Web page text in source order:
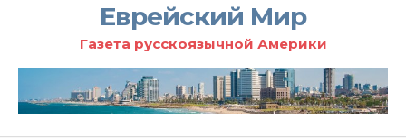
Еврейский Мир
Газета русскоязычной Америки